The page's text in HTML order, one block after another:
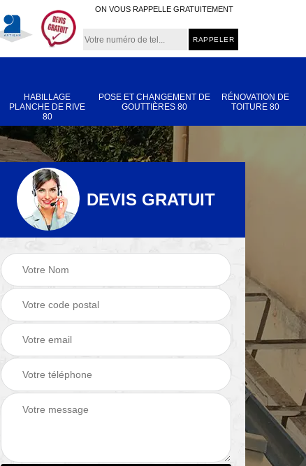
ON VOUS RAPPELLE GRATUITEMENT
HABILLAGE
PLANCHE DE RIVE
80
POSE ET CHANGEMENT DE
GOUTTIÈRES 80
RÉNOVATION DE
TOITURE 80
Nettoyage et
démoussage de
toiture 80
Réparation de
toiture 80
DEVIS GRATUIT